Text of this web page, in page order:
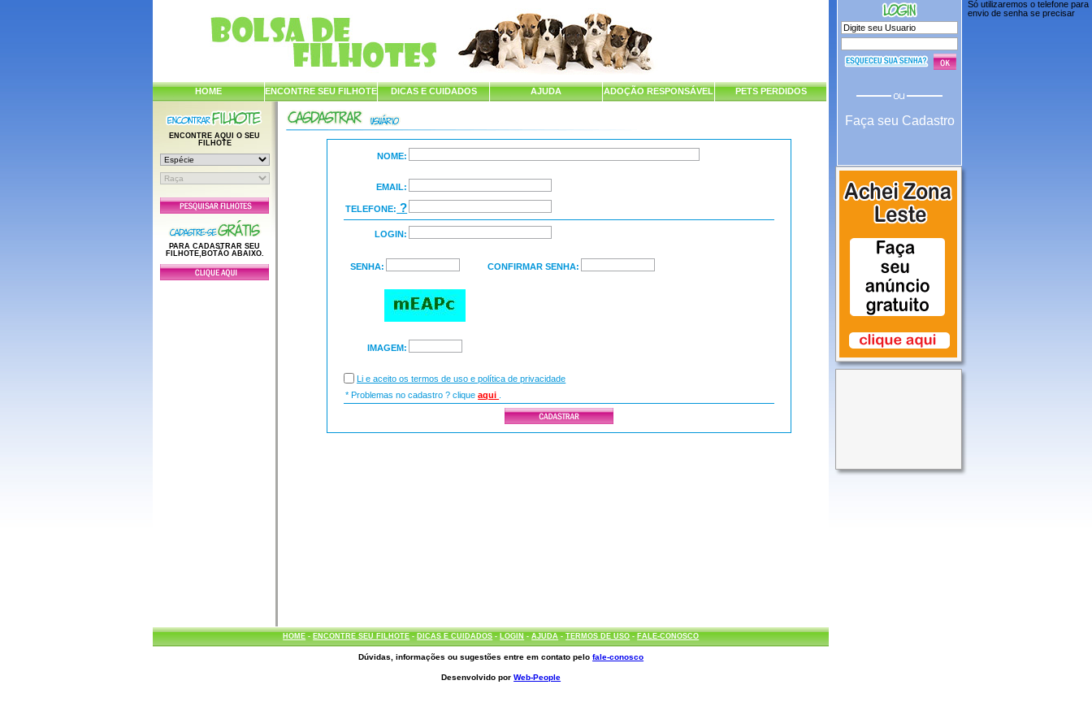
HOME ENCONTRE SEU FILHOTE DICAS E CUIDADOS AJUDA ADOÇÃO RESPONSÁVEL PETS PERDIDOS
ENCONTRE AQUI O SEU
FILHOTE
PARA CADASTRAR SEU
FILHOTE,BOTÃO ABAIXO.
NOME:
EMAIL:
TELEFONE: ?
LOGIN:
SENHA: CONFIRMAR SENHA:
IMAGEM:
Li e aceito os termos de uso e política de privacidade
* Problemas no cadastro ? cliqueaqui
HOME- ENCONTRE SEU FILHOTE- DICAS E CUIDADOS- LOGIN-AJUDA-TERMOS DE USO- FALE-CONOSCO
Faça seu Cadastro
Só utilizaremos o telefone para
envio de senha se precisar
Dúvidas, informações ou sugestões entre em contato pelofale-conosco
Desenvolvido porWeb-People